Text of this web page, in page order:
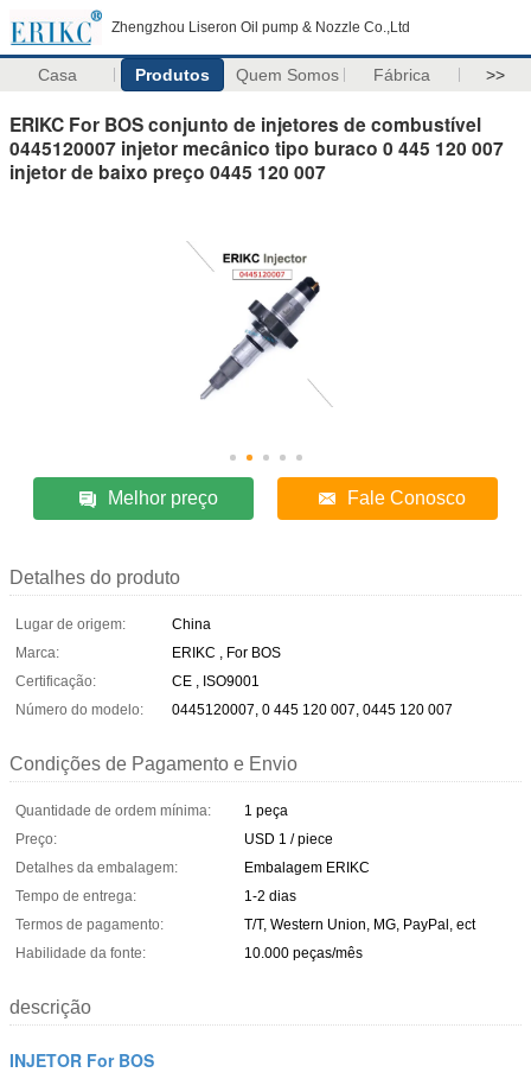
Zhengzhou Liseron Oil pump & Nozzle Co.,Ltd
Casa Produtos Quem Somos Fábrica >>
ERIKC For BOS conjunto de injetores de combustível
0445120007 injetor mecânico tipo buraco 0 445 120 007
injetor de baixo preço 0445 120 007
Melhor preço Fale Conosco
Detalhes do produto
Lugar de origem:
China
Marca:
ERIKC , For BOS
Certificação:
CE , ISO9001
Número do modelo:
0445120007, 0 445 120 007, 0445 120 007
Condições de Pagamento e Envio
Quantidade de ordem mínima:
1 peça
Preço:
USD 1 / piece
Detalhes da embalagem:
Embalagem ERIKC
Tempo de entrega:
1-2 dias
Termos de pagamento:
T/T, Western Union, MG, PayPal, ect
Habilidade da fonte:
10.000 peças/mês
descrição
INJETOR For BOS